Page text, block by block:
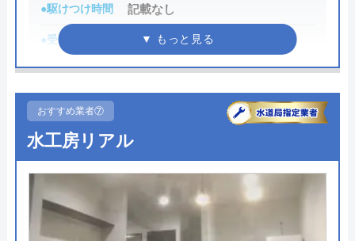
運営会社 トラベルブック株式会社
代表者 長田龍
創業・設立 2014年5月
所在地
東京都千代田区九段南2-4-11 パシフィ
ックスクエア九段南9F
対応エリア
●駆けつけ時間 記載なし
●受付時間 24時間
●定休日 年中無休
●累計実績
グローバルメンテナンスがおすすめの理由
グローバルメンテナンスは近畿、東海、関東、中
国、九州の合計17都府県を対象に水回りトラブルに
おすすめ業者⑦
水工房リアル